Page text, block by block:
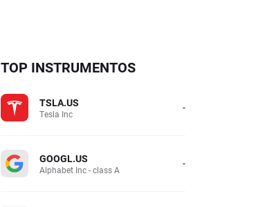
TOP INSTRUMENTOS
TSLA.US
Tesla Inc -
GOOGL.US
Alphabet Inc - class A -